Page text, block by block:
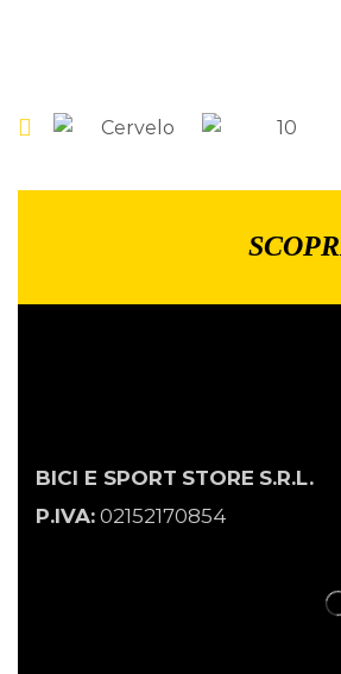
BICI E SPORT STORE S.R.L.
P.IVA: 02152170854